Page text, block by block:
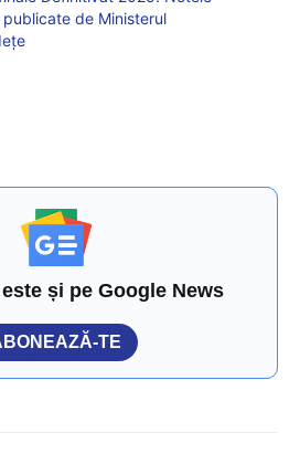
de Ministerul
și pe Google News
TE